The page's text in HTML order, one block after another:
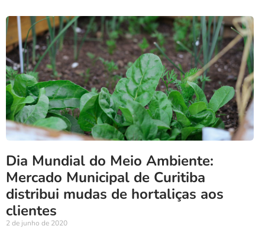
Dia Mundial do Meio Ambiente:
Mercado Municipal de Curitiba
distribui mudas de hortaliças aos
clientes
2 de junho de 2020